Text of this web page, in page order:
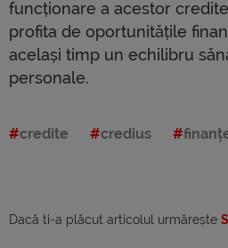
funcționare a acestor
profita de oportunitățile
același timp un echilibru
personale.
credite credius
Dacă ti-a plăcut articolul urmărește